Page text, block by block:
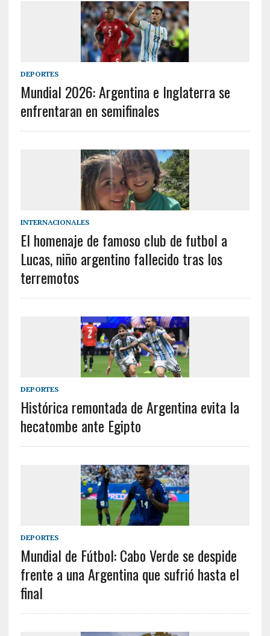
DEPORTES
Mundial 2026: Argentina e Inglaterra se
enfrentaran en semifinales
INTERNACIONALES
El homenaje de famoso club de futbol a
Lucas, niño argentino fallecido tras los
terremotos
DEPORTES
Histórica remontada de Argentina evita la
hecatombe ante Egipto
DEPORTES
Mundial de Fútbol: Cabo Verde se despide
frente a una Argentina que sufrió hasta el
final